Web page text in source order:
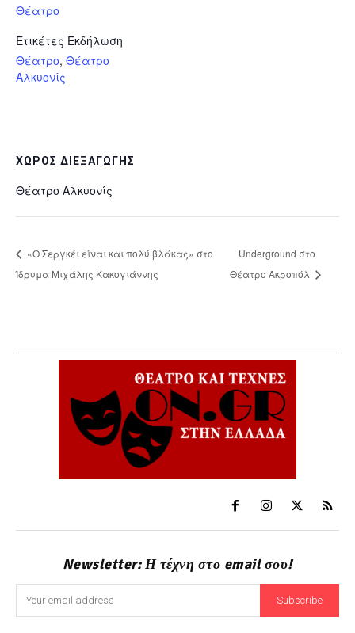
Θέατρο
Ετικέτες Εκδήλωση
Θέατρο, Θέατρο
Αλκυονίς
ΧΏΡΟΣ ΔΙΕΞΑΓΩΓΉΣ
Θέατρο Αλκυονίς
«Ο Σεργκέι είναι και πολύ βλάκας» στο
Ίδρυμα Μιχάλης Κακογιάννης
Underground στο
Θέατρο Ακροπόλ
Newsletter: Η τέχνη στο email σου!
Subscribe